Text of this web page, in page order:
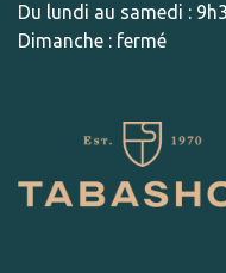
Du lundi au samedi :
Dimanche : fermé